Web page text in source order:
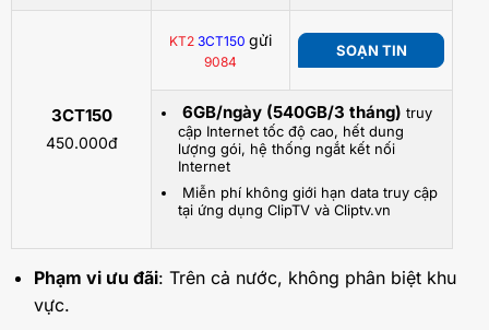
3CT150
450.000đ
KT2 3CT150 gửi
9084
SOẠN TIN
6GB/ngày (540GB/3 tháng) truy
cập Internet tốc độ cao, hết dung
lượng gói, hệ thống ngắt kết nối
Internet
Miễn phí không giới hạn data truy cập
tại ứng dụng ClipTV và Cliptv.vn
Phạm vi ưu đãi: Trên cả nước, không phân biệt khu
vực.